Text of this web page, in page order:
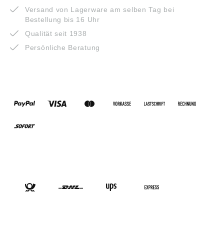
Versand von Lagerware am selben Tag bei
Bestellung bis 16 Uhr
Qualität seit 1938
Persönliche Beratung